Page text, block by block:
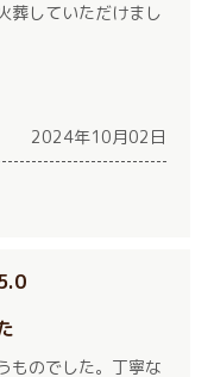
葬していただけまし
2024年10月02日
ものでした。丁寧な